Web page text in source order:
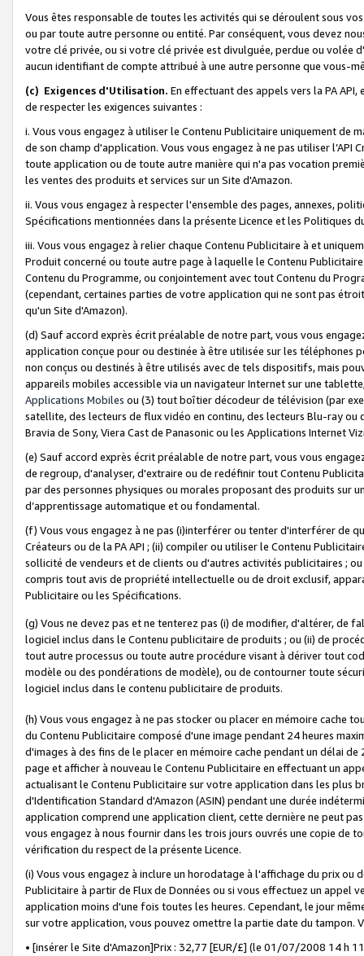
Vous êtes responsable de toutes les activités qui se déroulent sous
ou par toute autre personne ou entité. Par conséquent, vous devez
votre clé privée, ou si votre clé privée est divulguée, perdue ou volée
aucun identifiant de compte attribué à une autre personne que vous-
(c) Exigences d'Utilisation. En effectuant des appels vers la PA
de respecter les exigences suivantes :
i. Vous vous engagez à utiliser le Contenu Publicitaire uniquement de
de son champ d'application. Vous vous engagez à ne pas utiliser l’API
toute application ou de toute autre manière qui n'a pas vocation
les ventes des produits et services sur un Site d'Amazon.
ii. Vous vous engagez à respecter l'ensemble des pages, annexes,
Spécifications mentionnées dans la présente Licence et les Politiques
iii. Vous vous engagez à relier chaque Contenu Publicitaire à et
Produit concerné ou toute autre page à laquelle le Contenu
Contenu du Programme, ou conjointement avec tout Contenu du
(cependant, certaines parties de votre application qui ne sont pas
qu'un Site d'Amazon).
(d) Sauf accord exprès écrit préalable de notre part, vous vous
application conçue pour ou destinée à être utilisée sur les téléphones
non conçus ou destinés à être utilisés avec de tels dispositifs, mais
appareils mobiles accessible via un navigateur Internet sur une
Applications Mobiles ou (3) tout boîtier décodeur de télévision (par
satellite, des lecteurs de flux vidéo en continu, des lecteurs Blu-ray
Bravia de Sony, Viera Cast de Panasonic ou les Applications Internet
(e) Sauf accord exprès écrit préalable de notre part, vous vous
de regroup, d'analyser, d'extraire ou de redéfinir tout Contenu
par des personnes physiques ou morales proposant des produits sur
d’apprentissage automatique et ou fondamental.
(f) Vous vous engagez à ne pas (i)interférer ou tenter d'interférer de
Créateurs ou de la PA API ; (ii) compiler ou utiliser le Contenu
sollicité de vendeurs et de clients ou d'autres activités publicitaires ;
compris tout avis de propriété intellectuelle ou de droit exclusif,
Publicitaire ou les Spécifications.
(g) Vous ne devez pas et ne tenterez pas (i) de modifier, d'altérer, de
logiciel inclus dans le Contenu publicitaire de produits ; ou (ii) de
tout autre processus ou toute autre procédure visant à dériver tout
modèle ou des pondérations de modèle), ou de contourner toute
logiciel inclus dans le contenu publicitaire de produits.
(h) Vous vous engagez à ne pas stocker ou placer en mémoire cache
du Contenu Publicitaire composé d'une image pendant 24 heures
d'images à des fins de le placer en mémoire cache pendant un délai
page et afficher à nouveau le Contenu Publicitaire en effectuant un
actualisant le Contenu Publicitaire sur votre application dans les plus
d'Identification Standard d'Amazon (ASIN) pendant une durée
application comprend une application client, cette dernière ne peut
vous engagez à nous fournir dans les trois jours ouvrés une copie de
vérification du respect de la présente Licence.
(i) Vous vous engagez à inclure un horodatage à l'affichage du prix
Publicitaire à partir de Flux de Données ou si vous effectuez un appel
application moins d'une fois toutes les heures. Cependant, le jour
sur votre application, vous pouvez omettre la partie date du tampon.
• [insérer le Site d'Amazon]Prix : 32,77 [EUR/£] (le 01/07/2008 14 h